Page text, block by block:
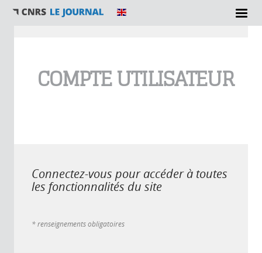
COMPTE UTILISATEUR
Connectez-vous pour accéder à toutes
les fonctionnalités du site
* renseignements obligatoires